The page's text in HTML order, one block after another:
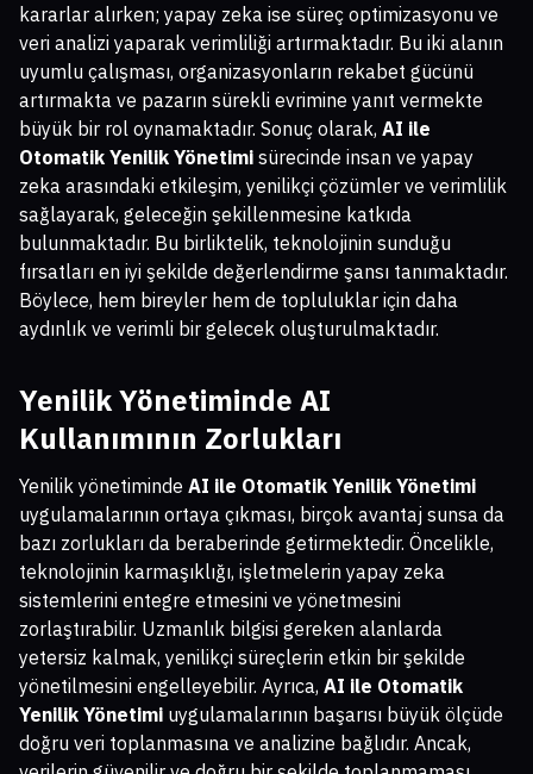
kararlar alırken; yapay zeka ise süreç optimizasyonu ve
veri analizi yaparak verimliliği artırmaktadır. Bu iki alanın
uyumlu çalışması, organizasyonların rekabet gücünü
artırmakta ve pazarın sürekli evrimine yanıt vermekte
büyük bir rol oynamaktadır. Sonuç olarak, AI ile
Otomatik Yenilik Yönetimi sürecinde insan ve yapay
zeka arasındaki etkileşim, yenilikçi çözümler ve verimlilik
sağlayarak, geleceğin şekillenmesine katkıda
bulunmaktadır. Bu birliktelik, teknolojinin sunduğu
fırsatları en iyi şekilde değerlendirme şansı tanımaktadır.
Böylece, hem bireyler hem de topluluklar için daha
aydınlık ve verimli bir gelecek oluşturulmaktadır.
Yenilik Yönetiminde AI
Kullanımının Zorlukları
Yenilik yönetiminde AI ile Otomatik Yenilik Yönetimi
uygulamalarının ortaya çıkması, birçok avantaj sunsa da
bazı zorlukları da beraberinde getirmektedir. Öncelikle,
teknolojinin karmaşıklığı, işletmelerin yapay zeka
sistemlerini entegre etmesini ve yönetmesini
zorlaştırabilir. Uzmanlık bilgisi gereken alanlarda
yetersiz kalmak, yenilikçi süreçlerin etkin bir şekilde
yönetilmesini engelleyebilir. Ayrıca, AI ile Otomatik
Yenilik Yönetimi uygulamalarının başarısı büyük ölçüde
doğru veri toplanmasına ve analizine bağlıdır. Ancak,